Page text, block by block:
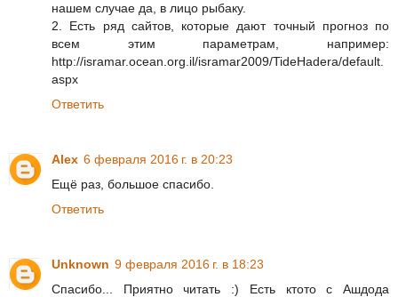
нашем случае да, в лицо рыбаку.
2. Есть ряд сайтов, которые дают точный прогноз по
всем этим параметрам, например:
http://isramar.ocean.org.il/isramar2009/TideHadera/default.
aspx
Ответить
Alex 6 февраля 2016 г. в 20:23
Ещё раз, большое спасибо.
Ответить
Unknown 9 февраля 2016 г. в 18:23
Спасибо... Приятно читать :) Есть ктото с Ашдода